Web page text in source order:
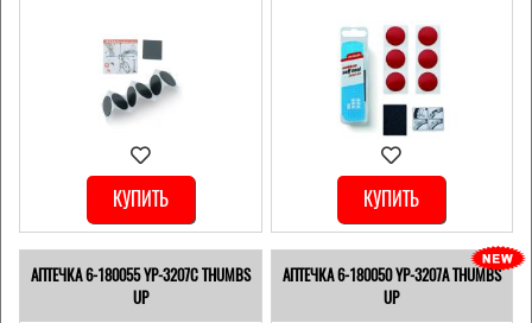
КУПИТЬ КУПИТЬ
АПТЕЧКА 6-180055 YP-3207C THUMBS
UP
АПТЕЧКА 6-180050 YP-3207A THUMBS
UP